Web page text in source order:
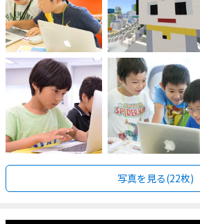
写真を見る(22枚)